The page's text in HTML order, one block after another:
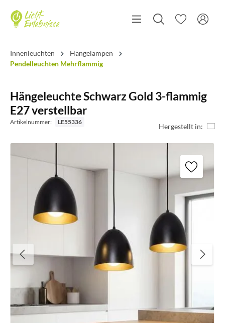
Innenleuchten
Hängelampen
Pendelleuchten Mehrflammig
Hängeleuchte Schwarz Gold 3-flammig
E27 verstellbar
Artikelnummer: LE55336 Hergestellt in: